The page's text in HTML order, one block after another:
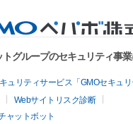
グループのセキュリティ事
ュリティサービス「GMOセキュリ
Webサイトリスク診断
ャットボット